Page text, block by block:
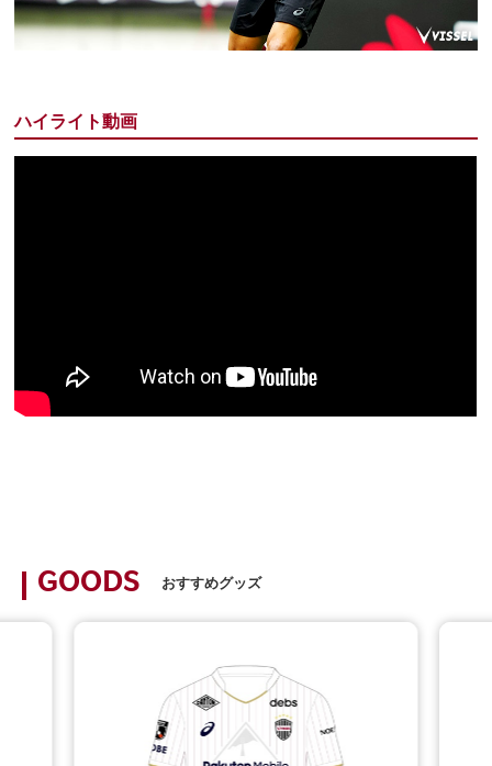
ハイライト動画
GOODS おすすめグッズ